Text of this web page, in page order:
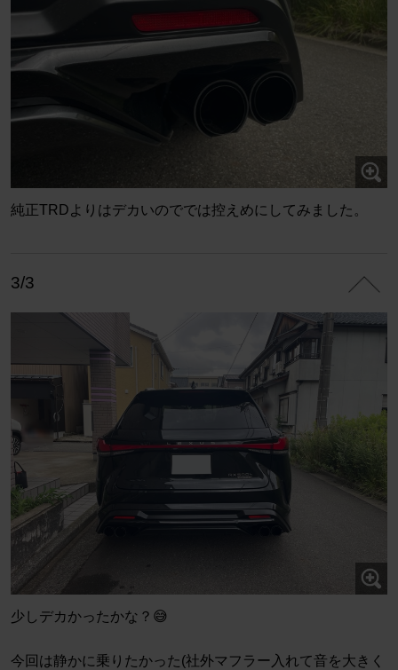
純正TRDよりはデカいのででは控えめにしてみました。
3/3
少しデカかったかな？😅
今回は静かに乗りたかった(社外マフラー入れて音を大きく